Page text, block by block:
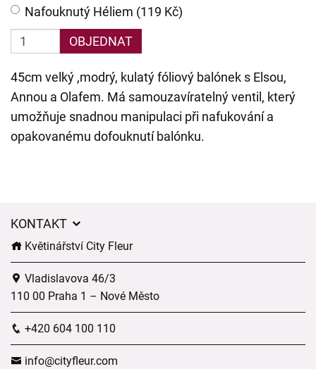
Nafouknutý Héliem (119 Kč)
OBJEDNAT
45cm velký ,modrý, kulatý fóliový balónek s Elsou,
Annou a Olafem. Má samouzavíratelný ventil, který
umožňuje snadnou manipulaci při nafukování a
opakovanému dofouknutí balónku.
KONTAKT
Květinářství City Fleur
Vladislavova 46/3
110 00 Praha 1 – Nové Město
+420 604 100 110
info@cityfleur.com